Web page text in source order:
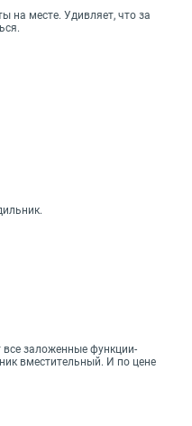
на месте. Удивляет, что за
заложенные функции-
вместительный. И по цене